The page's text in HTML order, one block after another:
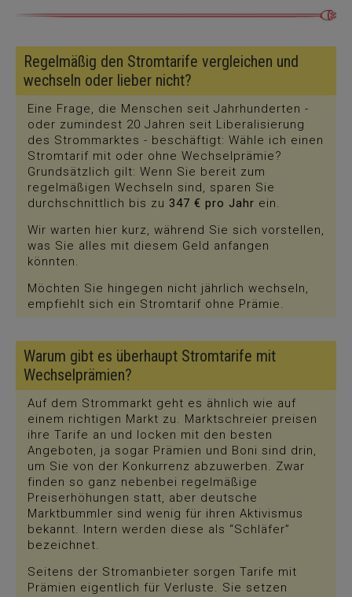
Regelmäßig den Stromtarife vergleichen und
wechseln oder lieber nicht?
Eine Frage, die Menschen seit Jahrhunderten -
oder zumindest 20 Jahren seit Liberalisierung
des Strommarktes - beschäftigt: Wähle ich einen
Stromtarif mit oder ohne Wechselprämie?
Grundsätzlich gilt: Wenn Sie bereit zum
regelmäßigen Wechseln sind, sparen Sie
durchschnittlich bis zu 347 € pro Jahr ein.
Wir warten hier kurz, während Sie sich vorstellen,
was Sie alles mit diesem Geld anfangen
könnten.
Möchten Sie hingegen nicht jährlich wechseln,
empfiehlt sich ein Stromtarif ohne Prämie.
Warum gibt es überhaupt Stromtarife mit
Wechselprämien?
Auf dem Strommarkt geht es ähnlich wie auf
einem richtigen Markt zu. Marktschreier preisen
ihre Tarife an und locken mit den besten
Angeboten, ja sogar Prämien und Boni sind drin,
um Sie von der Konkurrenz abzuwerben. Zwar
finden so ganz nebenbei regelmäßige
Preiserhöhungen statt, aber deutsche
Marktbummler sind wenig für ihren Aktivismus
bekannt. Intern werden diese als “Schläfer”
bezeichnet.
Seitens der Stromanbieter sorgen Tarife mit
Prämien eigentlich für Verluste. Sie setzen